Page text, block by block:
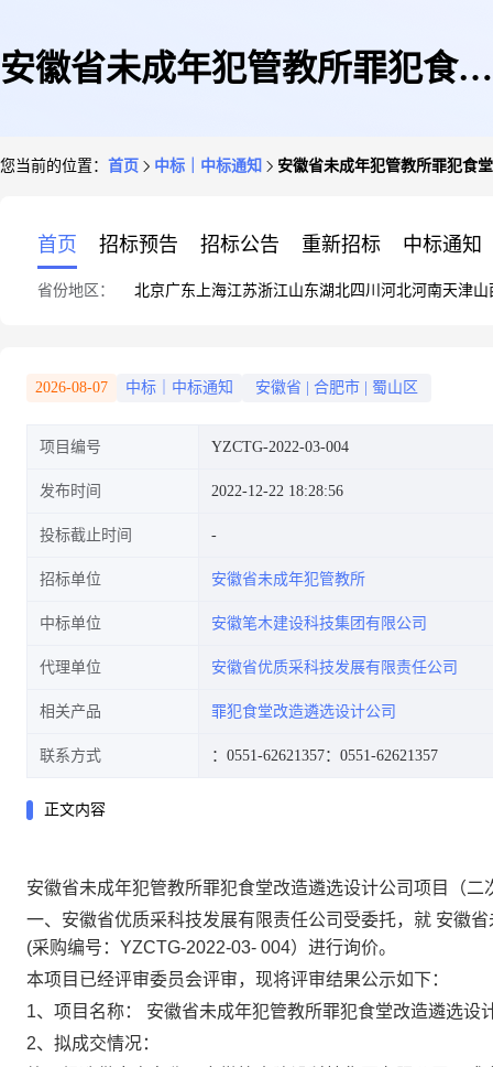
安徽省未成年犯管教所罪犯食堂
您当前的位置： 首页 中标｜中标通知 安徽省未成年犯管教所罪犯食
首页 招标预告 招标公告 重新招标 中标通知
省份地区： 北京广东 上海江苏浙江山东湖北四川 河北河南天津山
2026-08-07 中标｜中标通知 安徽省 合肥市 蜀山区
项目编号 YZCTG-2022-03-004
发布时间 2022-12-22 18:28:56
投标截止时间
招标单位 安徽省未成年犯管教所
中标单位 安徽笔木建设科技集团有限公司
代理单位 安徽省优质采科技发展有限责任公司
相关产品 罪犯食堂改造遴选设计公司
联系方式 ：0551-62621357：0551-62621357
正文内容
安徽省未成年犯管教所罪犯食堂改造遴选设计公司项目（二
一、安徽省优质采科技发展有限责任公司受委托，就 安徽
(采购编号： YZCTG-2022-03- 004）进行询价。
本项目已经评审委员会评审，现将评审结果公示如下：
1、项目名称： 安徽省未成年犯管教所罪犯食堂改造遴选设
2、拟成交情况：